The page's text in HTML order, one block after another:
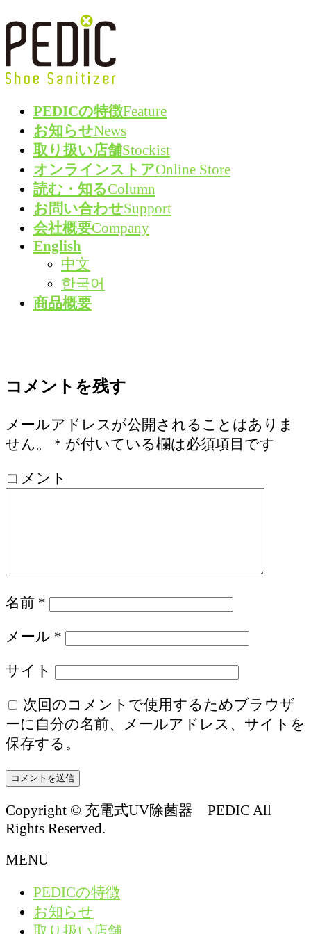
コ
ン
テ
ン
ナ
ビ
ゲ
ー
PEDICの特徴Feature
お知らせNews
取り扱い店舗Stockist
オンラインストアOnline Store
読む・知るColumn
お問い合わせSupport
会社概要Company
English
中文
한국어
商品概要
コメントを残す
メールアドレスが公開されることはありま
せん。
* が付いている欄は必須項目です
コメント
名前 *
メール *
サイト
次回のコメントで使用するためブラウザ
ーに自分の名前、メールアドレス、サイトを
保存する。
Copyright © 充電式UV除菌器 PEDIC All
Rights Reserved.
MENU
PEDICの特徴
お知らせ